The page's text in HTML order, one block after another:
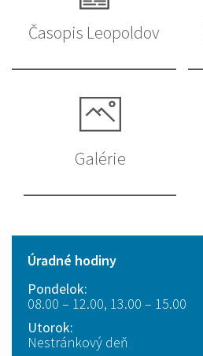
Časopis Leopoldov
Galérie
Úradné hodiny
Pondelok:
08.00 – 12.00, 13.00 – 15.00
Utorok:
Nestránkový deň